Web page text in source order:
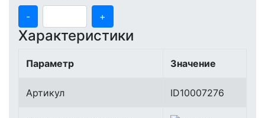
-
+
Характеристики
Параметр Значение
Артикул ID10007276